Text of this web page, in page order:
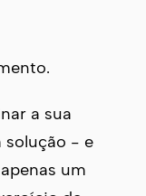
a sua
solução - e
um